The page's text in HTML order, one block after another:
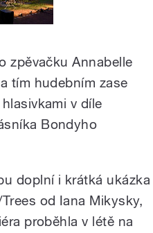
zpěvačku Annabelle
tím hudebním zase
v díle
Bondyho
doplní i krátká ukázka
od Iana Mikysky,
proběhla v létě na